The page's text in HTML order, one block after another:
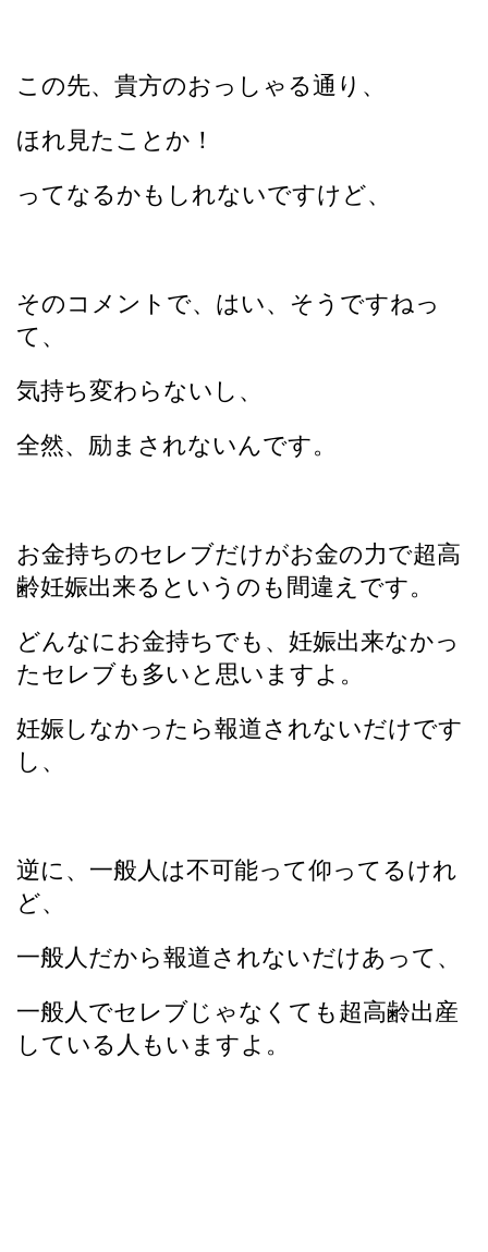
この先、貴方のおっしゃる通り、
ほれ見たことか！
ってなるかもしれないですけど、
そのコメントで、はい、そうですねっ
て、
気持ち変わらないし、
全然、励まされないんです。
お金持ちのセレブだけがお金の力で超高
齢妊娠出来るというのも間違えです。
どんなにお金持ちでも、妊娠出来なかっ
たセレブも多いと思いますよ。
妊娠しなかったら報道されないだけです
し、
逆に、一般人は不可能って仰ってるけれ
ど、
一般人だから報道されないだけあって、
一般人でセレブじゃなくても超高齢出産
している人もいますよ。